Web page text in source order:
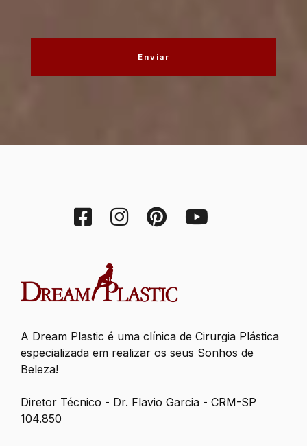
A Dream Plastic é uma clínica de Cirurgia Plástica
especializada em realizar os seus Sonhos de
Beleza!
Diretor Técnico - Dr. Flavio Garcia - CRM-SP
104.850